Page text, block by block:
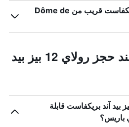
هل رولاي 12 بيز بيد آند بريكفاست قريب من Dôme de
الأسئلة الشائعة عند حجز رولاي 12 بيز بيد
الأسعار في رولاي 12 بيز بيد آند بريكفاست قابلة